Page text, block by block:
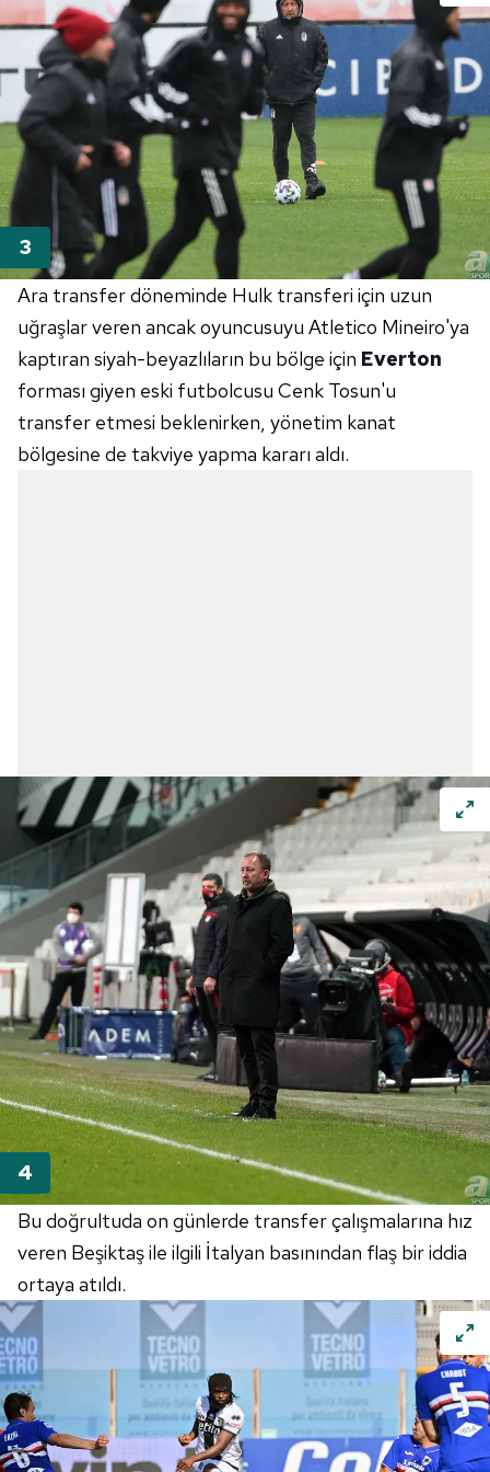
Ara transfer döneminde Hulk transferi için uzun
uğraşlar veren ancak oyuncusuyu Atletico Mineiro'ya
kaptıran siyah-beyazlıların bu bölge için Everton
forması giyen eski futbolcusu Cenk Tosun'u
transfer etmesi beklenirken, yönetim kanat
bölgesine de takviye yapma kararı aldı.
Bu doğrultuda on günlerde transfer çalışmalarına hız
veren Beşiktaş ile ilgili İtalyan basınından flaş bir iddia
ortaya atıldı.